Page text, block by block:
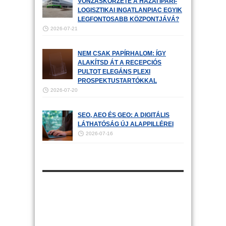
LOGISZTIKAI INGATLANPIAC EGYIK
LEGFONTOSABB KÖZPONTJÁVÁ?
2026-07-21
NEM CSAK PAPÍRHALOM: ÍGY
ALAKÍTSD ÁT A RECEPCIÓS
PULTOT ELEGÁNS PLEXI
PROSPEKTUSTARTÓKKAL
2026-07-20
SEO, AEO ÉS GEO: A DIGITÁLIS
LÁTHATÓSÁG ÚJ ALAPPILLÉREI
2026-07-16